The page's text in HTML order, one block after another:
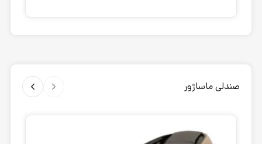
صندلی ماساژور